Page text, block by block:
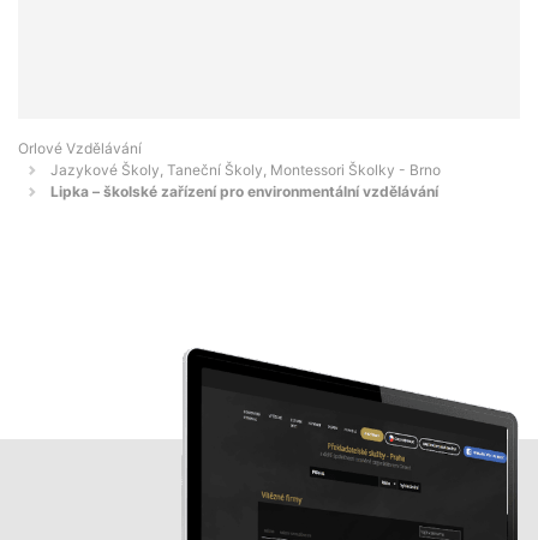
Orlové Vzdělávání
Jazykové Školy, Taneční Školy, Montessori Školky - Brno
Lipka – školské zařízení pro environmentální vzdělávání